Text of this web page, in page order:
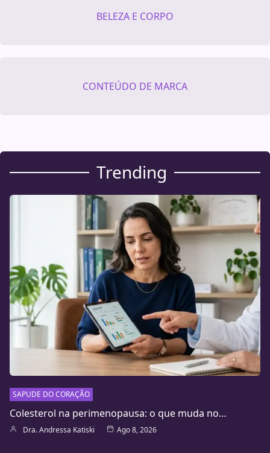
BELEZA E CORPO
CONTEÚDO DE MARCA
Trending
SAPUDE DO CORAÇÃO
Colesterol na perimenopausa: o que muda no…
Dra. Andressa Katiski Ago 8, 2026